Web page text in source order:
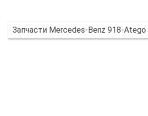
Запчасти Mercedes-Benz 918-Atego